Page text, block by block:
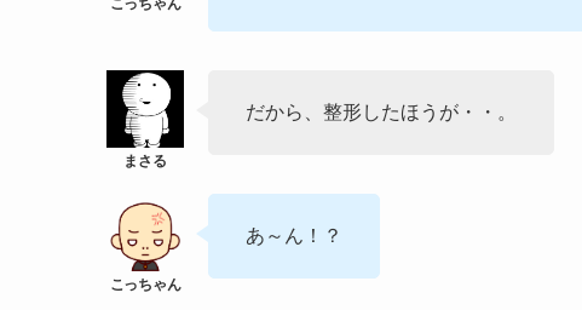
だから、整形したほうが・・。
あ～ん！？